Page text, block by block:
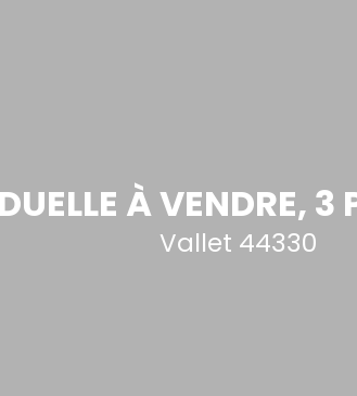
À VENDRE,
Vallet 44330